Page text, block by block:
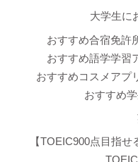
大学生に
おすすめ合宿免許
おすすめ語学学習
おすすめコスメアプ
おすすめ
【TOEIC900点目指